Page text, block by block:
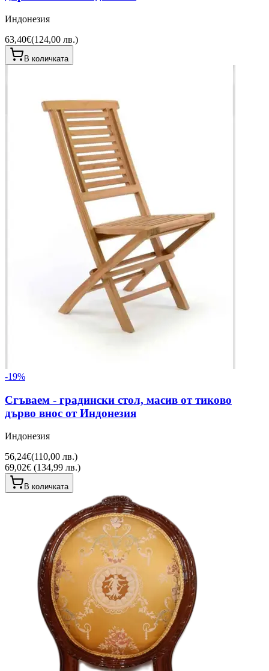
Индонезия
63,40€(124,00 лв.)
В количката
-19%
Сгъваем - градински стол, масив от тиково
дърво внос от Индонезия
Индонезия
56,24€(110,00 лв.)
69,02€ (134,99 лв.)
В количката